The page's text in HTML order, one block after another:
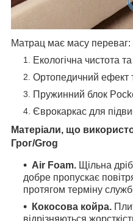
Матрац має масу переваг:
Екологічна чистота
Ортопедичний ефект
Пружинний блок
Єврокаркас для
Матеріали, що
Грог/Grog
Air Foam. Щільна
добре пропускає
протягом терміну
Кокосова койра.
відрізняються